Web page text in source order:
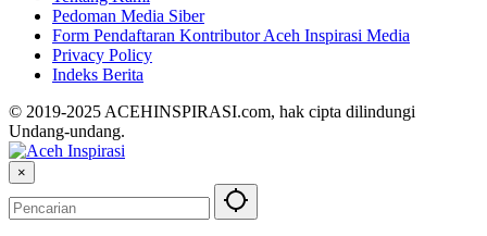
Pedoman Media Siber
Form Pendaftaran Kontributor Aceh Inspirasi Media
Privacy Policy
Indeks Berita
© 2019-2025 ACEHINSPIRASI.com, hak cipta dilindungi
Undang-undang.
×